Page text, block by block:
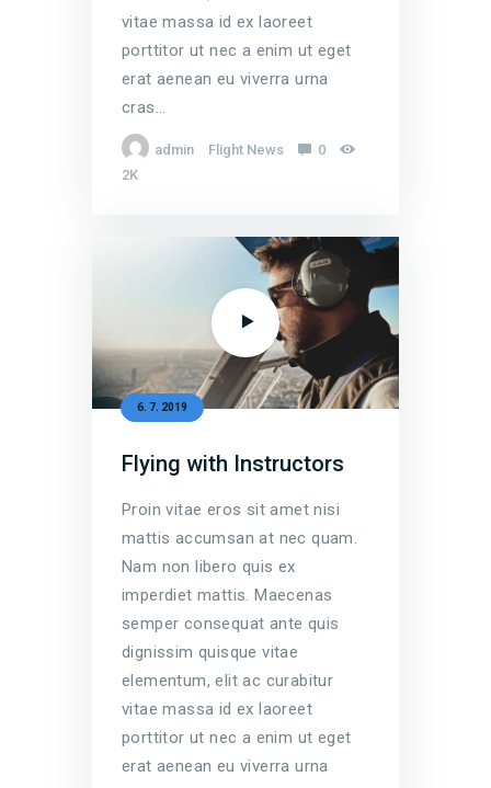
vitae massa id ex laoreet
porttitor ut nec a enim ut eget
erat aenean eu viverra urna
cras…
admin Flight News
0
2K
6. 7. 2019
Flying with Instructors
Proin vitae eros sit amet nisi
mattis accumsan at nec quam.
Nam non libero quis ex
imperdiet mattis. Maecenas
semper consequat ante quis
dignissim quisque vitae
elementum, elit ac curabitur
vitae massa id ex laoreet
porttitor ut nec a enim ut eget
erat aenean eu viverra urna